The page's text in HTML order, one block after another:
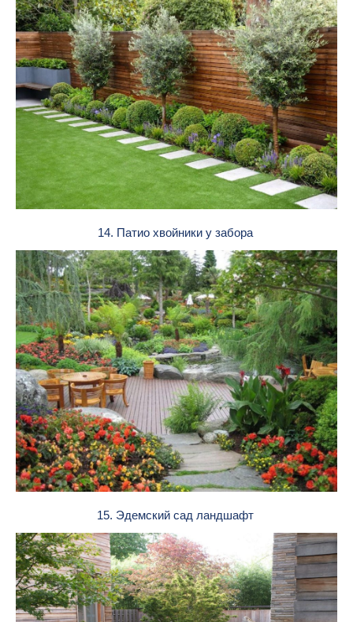
14. Патио хвойники у забора
15. Эдемский сад ландшафт